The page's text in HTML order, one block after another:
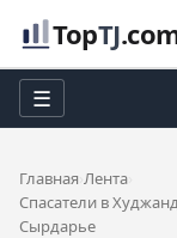
TopTJ
☰
Главная Лента
Спасатели в
Сырдарье